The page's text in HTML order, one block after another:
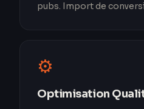
pubs. Import de
⚙️
Optimisation